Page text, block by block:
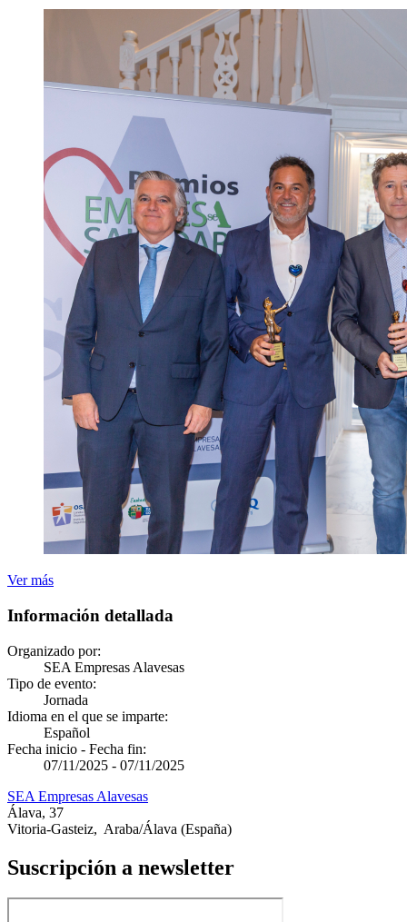
Ver más
Información detallada
Organizado por:
SEA Empresas Alavesas
Tipo de evento:
Jornada
Idioma en el que se imparte:
Español
Fecha inicio - Fecha fin:
07/11/2025 - 07/11/2025
SEA Empresas Alavesas
Álava, 37
Vitoria-Gasteiz, Araba/Álava (España)
Suscripción a newsletter